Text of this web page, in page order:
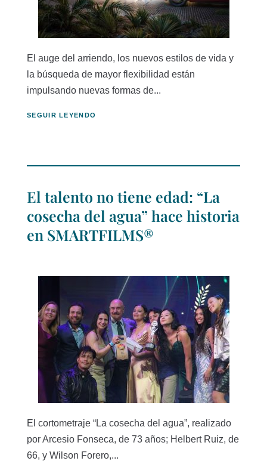
El auge del arriendo, los nuevos estilos de vida y
la búsqueda de mayor flexibilidad están
impulsando nuevas formas de...
SEGUIR LEYENDO
El talento no tiene edad: “La
cosecha del agua” hace historia
en SMARTFILMS®
El cortometraje “La cosecha del agua”, realizado
por Arcesio Fonseca, de 73 años; Helbert Ruiz, de
66, y Wilson Forero,...